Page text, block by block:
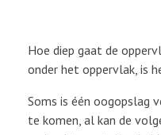
Hoe diep gaat de
onder het oppervlak, is
Soms is één oogopslag
te komen, al kan de